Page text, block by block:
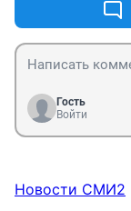
Гость
Войти
Новости СМИ2